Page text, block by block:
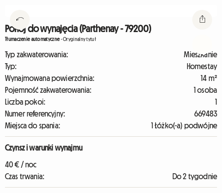
Pokój do wynajęcia (Parthenay - 79200)
Tłumaczenie automatyczne-Oryginalny tytuł
Typ zakwaterowania:
Mieszkanie
Typ:
Homestay
Wynajmowana powierzchnia:
14 m²
Pojemność zakwaterowania:
1 osoba
Liczba pokoi:
1
Numer referencyjny:
669483
Miejsca do spania:
1 Łóżko(-a) podwójne
Czynsz i warunki wynajmu
40 € / noc
Czas trwania:
Do 2 tygodnie